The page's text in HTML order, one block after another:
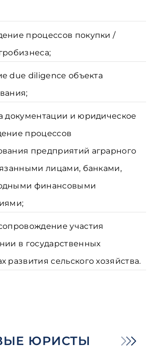
процессов покупки /
due diligence объекта
документации и юридическое
процессов
предприятий аграрного
лицами, банками,
финансовыми
участия
в государственных
развития сельского хозяйства.
ЮРИСТЫ